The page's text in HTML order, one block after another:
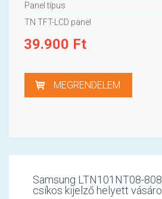
Panel típus
TN TFT-LCD panel
39.900 Ft
MEGRENDELEM
Samsung LTN101NT08-
csíkos kijelző helyett